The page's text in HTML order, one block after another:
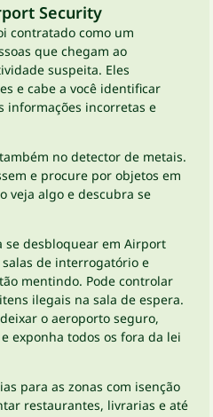
Security
contratado como um
que chegam ao
suspeita. Eles
e cabe a você identificar
informações incorretas e
no detector de metais.
e procure por objetos em
veja algo e descubra se
se desbloquear em Airport
de interrogatório e
mentindo. Pode controlar
ilegais na sala de espera.
o aeroporto seguro,
exponha todos os fora da lei
para as zonas com isenção
restaurantes, livrarias e até